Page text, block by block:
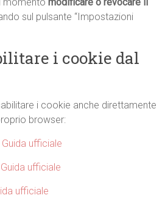
sul pulsante “Impostazioni
i cookie dal
i cookie anche direttamente
browser:
Guida ufficiale
Guida ufficiale
ufficiale